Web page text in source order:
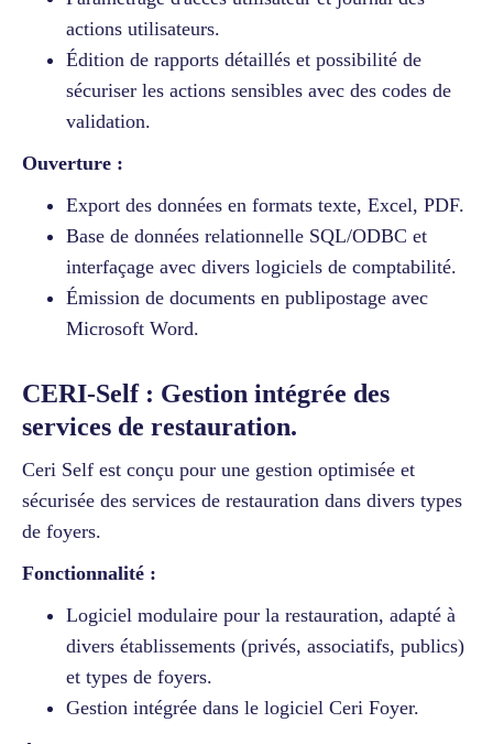
actions utilisateurs.
Édition de rapports détaillés et possibilité de
sécuriser les actions sensibles avec des codes de
validation.
Ouverture :
Export des données en formats texte, Excel, PDF.
Base de données relationnelle SQL/ODBC et
interfaçage avec divers logiciels de comptabilité.
Émission de documents en publipostage avec
Microsoft Word.
CERI-Self : Gestion intégrée des
services de restauration.
Ceri Self est conçu pour une gestion optimisée et
sécurisée des services de restauration dans divers types
de foyers.
Fonctionnalité :
Logiciel modulaire pour la restauration, adapté à
divers établissements (privés, associatifs, publics)
et types de foyers.
Gestion intégrée dans le logiciel Ceri Foyer.